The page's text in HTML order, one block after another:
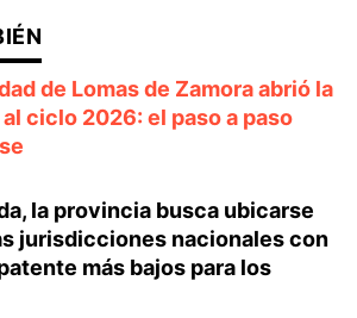
de Lomas de Zamora abrió la
ciclo 2026: el paso a paso
la provincia busca ubicarse
jurisdicciones nacionales con
más bajos para los